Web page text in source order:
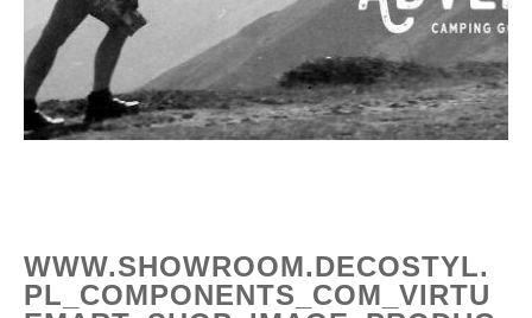
WWW.SHOWROOM.DECOSTYL.
PL_COMPONENTS_COM_VIRTU